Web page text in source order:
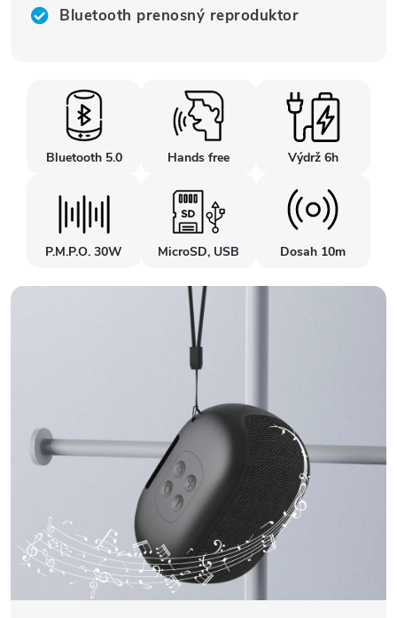
Bluetooth prenosný reproduktor
Bluetooth 5.0 Hands free Výdrž 6h
P.M.P.O. 30W MicroSD, USB Dosah 10m